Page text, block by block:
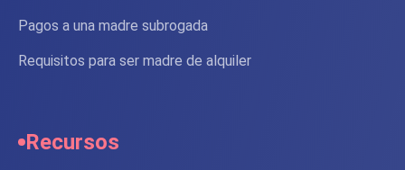
Pagos a una madre subrogada
Requisitos para ser madre de alquiler
Recursos